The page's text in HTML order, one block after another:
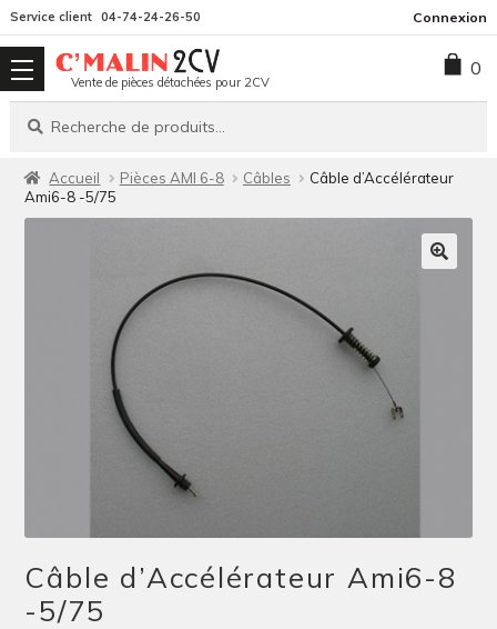
la
navigation
contenu
Service client 04-74-24-26-50 Connexion
Vente de pièces détachées pour 2CV
Recherche
Recherche
0
Accueil Pièces AMI 6-8 Câbles
Câble d’Accélérateur
Ami6-8 -5/75
Câble d’Accélérateur Ami6-8
-5/75